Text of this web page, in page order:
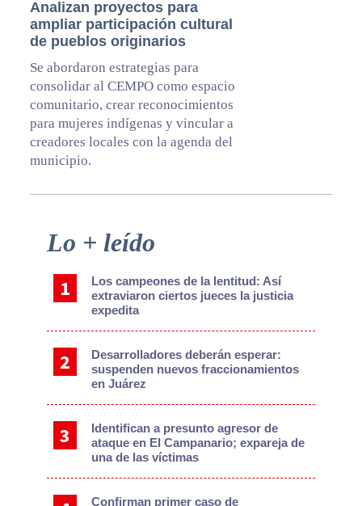
Analizan proyectos para
ampliar participación cultural
de pueblos originarios
Se abordaron estrategias para
consolidar al CEMPO como espacio
comunitario, crear reconocimientos
para mujeres indígenas y vincular a
creadores locales con la agenda del
municipio.
Primary
Sidebar
Lo + leído
Los campeones de la lentitud: Así
extraviaron ciertos jueces la justicia
expedita
Desarrolladores deberán esperar:
suspenden nuevos fraccionamientos
en Juárez
Identifican a presunto agresor de
ataque en El Campanario; expareja de
una de las víctimas
Confirman primer caso de